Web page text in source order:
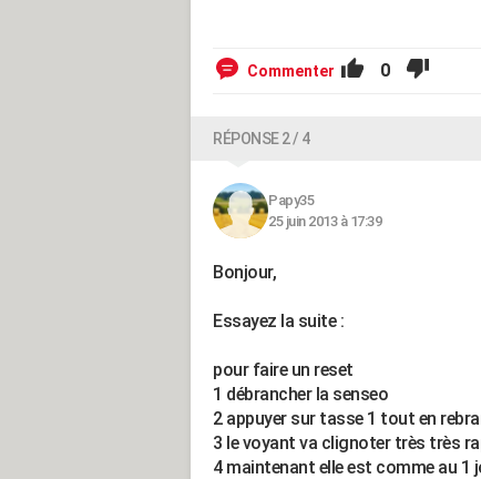
Commenter 0
RÉPONSE 2 / 4
Papy35
25 juin 2013 à 17:39
Bonjour,
Essayez la suite :
pour faire un reset
1 débrancher la senseo
2 appuyer sur tasse 1 tout en
3 le voyant va clignoter très très
4 maintenant elle est comme au